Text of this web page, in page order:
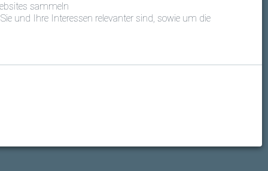
sammeln
und Ihre Interessen relevanter sind, sowie um die